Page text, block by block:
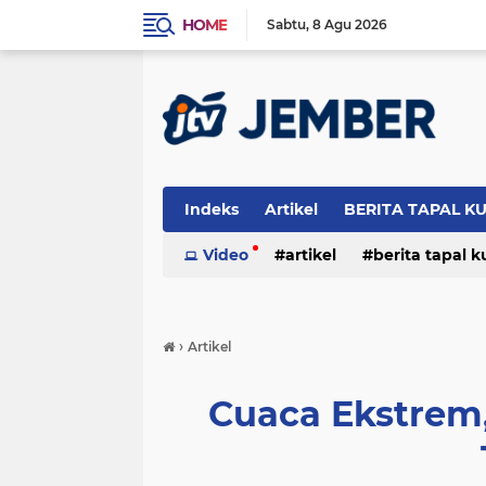
HOME Sabtu 8 Agu 2026
Indeks Artikel BERITA TAPAL
PERISTIWA
Video artikel berita tapal
› Artikel
Cuaca